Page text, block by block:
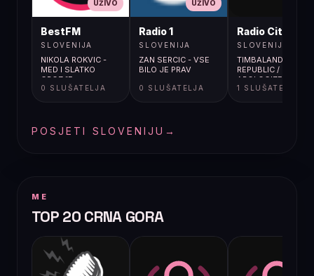
UŽIVO
BestFM
SLOVENIJA
NIKOLA ROKVIC -
MED I SLATKO
GROZđE
0 SLUŠATELJA
UŽIVO
Radio 1
SLOVENIJA
ZAN SERCIC - VSE
BILO JE PRAV
0 SLUŠATELJA
Radio City
SLOVENIJA
TIMBALAND/ONE
REPUBLIC /
APOLOGIZE
1 SLUŠATELJA
POSJETI SLOVENIJU →
ME
TOP 20 CRNA GORA